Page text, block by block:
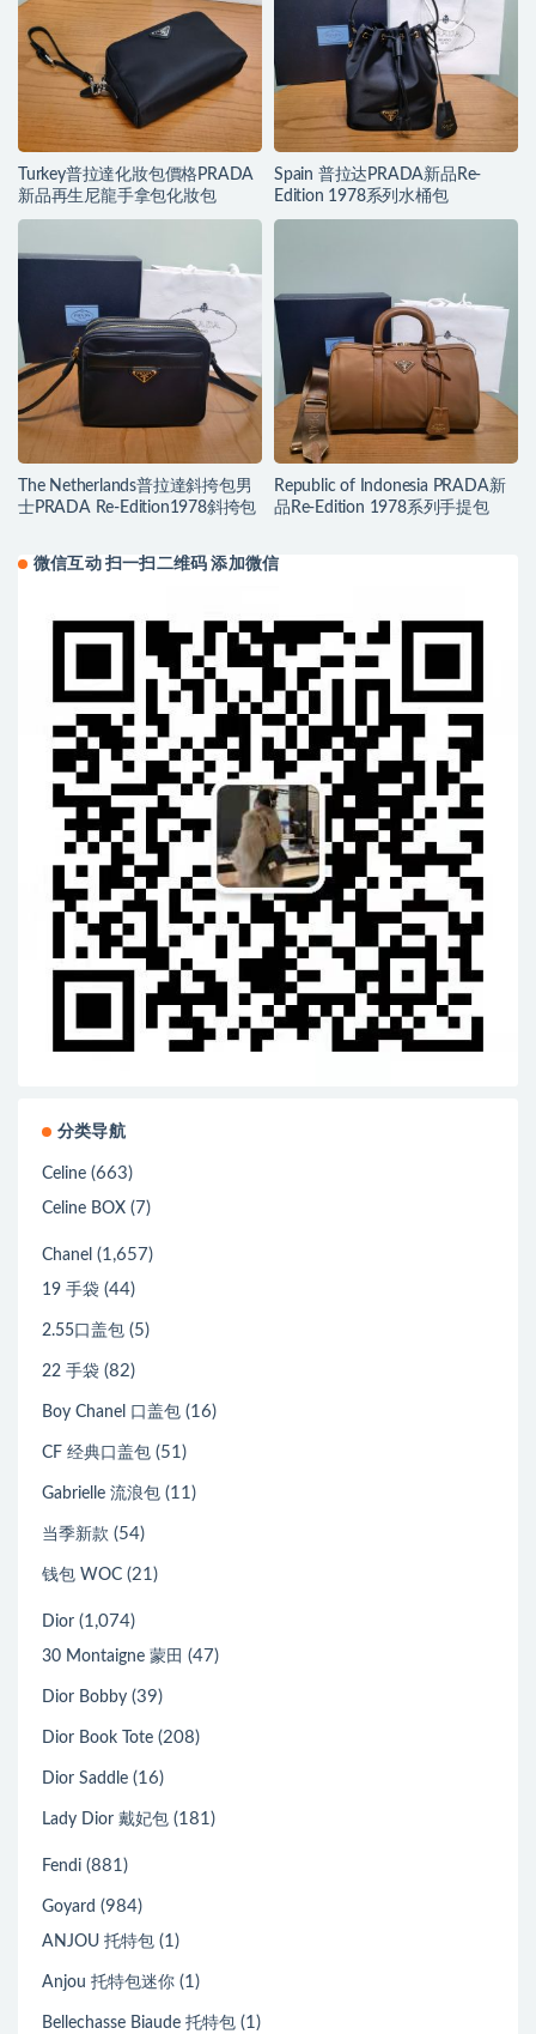
Turkey普拉達化妝包價格PRADA
新品再生尼龍手拿包化妝包
Spain 普拉达PRADA新品Re-
Edition 1978系列水桶包
The Netherlands普拉達斜挎包男
士PRADA Re-Edition1978斜挎包
Republic of Indonesia PRADA新
品Re-Edition 1978系列手提包
微信互动 扫一扫二维码 添加微信
分类导航
Celine (663)
Celine BOX (7)
Chanel (1,657)
19 手袋 (44)
2.55口盖包 (5)
22 手袋 (82)
Boy Chanel 口盖包 (16)
CF 经典口盖包 (51)
Gabrielle 流浪包 (11)
当季新款 (54)
钱包 WOC (21)
Dior (1,074)
30 Montaigne 蒙田 (47)
Dior Bobby (39)
Dior Book Tote (208)
Dior Saddle (16)
Lady Dior 戴妃包 (181)
Fendi (881)
Goyard (984)
ANJOU 托特包 (1)
Anjou 托特包迷你 (1)
Bellechasse Biaude 托特包 (1)